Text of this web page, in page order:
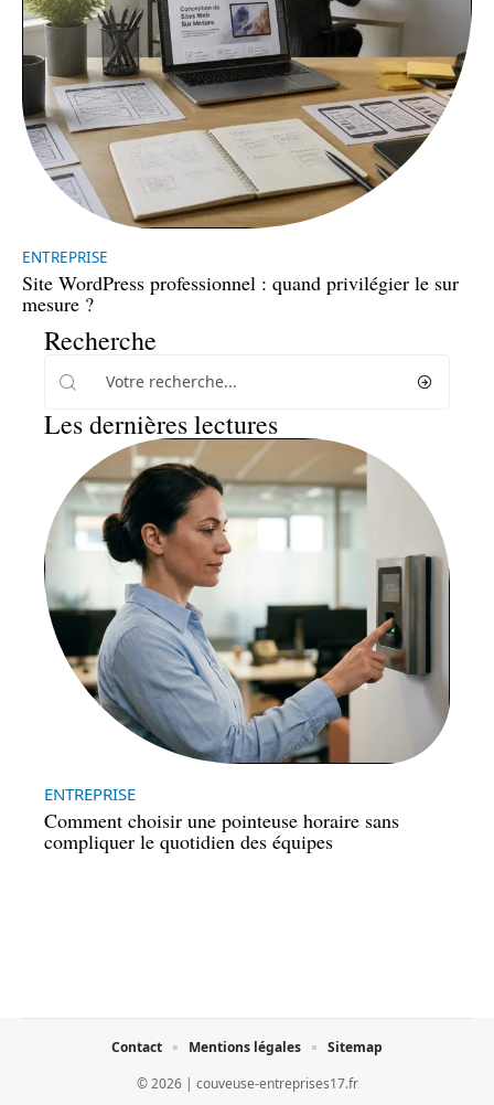
ENTREPRISE
Site WordPress professionnel : quand privilégier le sur
mesure ?
Recherche
Les dernières lectures
ENTREPRISE
Comment choisir une pointeuse horaire sans
compliquer le quotidien des équipes
© 2026 | couveuse-entreprises17.fr
Contact Mentions légales Sitemap